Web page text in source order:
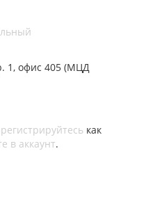
1, офис 405 (МЦД
как
в аккаунт.